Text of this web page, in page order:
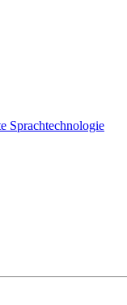
Sprachtechnologie